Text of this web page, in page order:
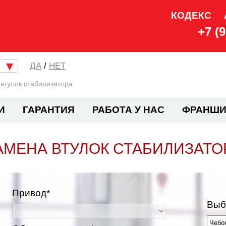
КОДЕКС
+7
стабилизатора
/ НЕТ
ГАРАНТИЯ РАБОТА У НАС
ВТУЛОК
Привод*